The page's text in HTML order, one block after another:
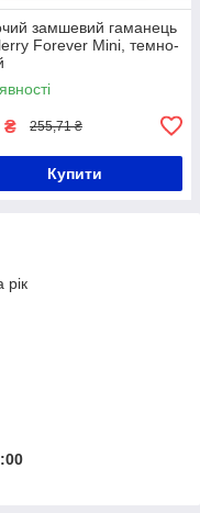
замшевий гаманець
Forever Mini, темно-
₴ 255,71 ₴
Купити
рік